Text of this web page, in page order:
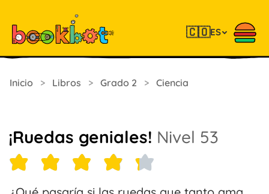
🇨🇴ES
Inicio > Libros > Grado 2 > Ciencia
¡Ruedas geniales! Nivel 53